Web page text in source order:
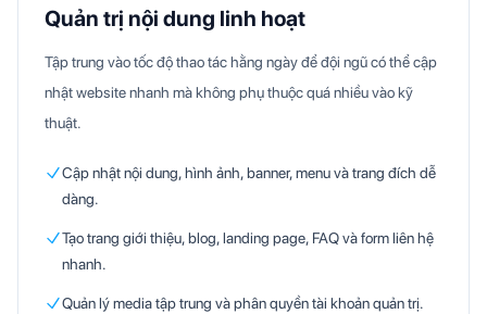
Quản trị nội dung linh hoạt
Tập trung vào tốc độ thao tác hằng ngày để đội ngũ có thể cập
nhật website nhanh mà không phụ thuộc quá nhiều vào kỹ
thuật.
Cập nhật nội dung, hình ảnh, banner, menu và trang đích dễ
dàng.
Tạo trang giới thiệu, blog, landing page, FAQ và form liên hệ
nhanh.
Quản lý media tập trung và phân quyền tài khoản quản trị.